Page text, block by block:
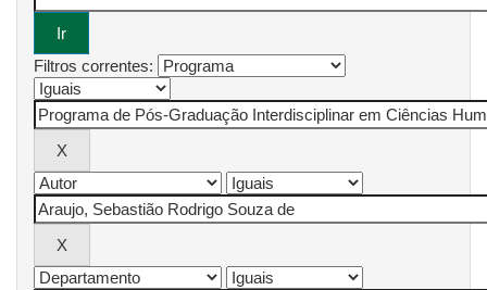
Filtros correntes: